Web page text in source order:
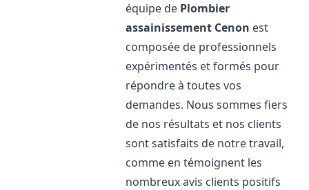
équipe de Plombier
assainissement Cenon est
composée de professionnels
expérimentés et formés pour
répondre à toutes vos
demandes. Nous sommes fiers
de nos résultats et nos clients
sont satisfaits de notre travail,
comme en témoignent les
nombreux avis clients positifs